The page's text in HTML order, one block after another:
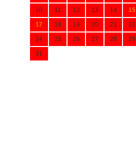
10 11 12 13 14 15
17 18 19 20 21 22
24 25 26 27 28 29
31